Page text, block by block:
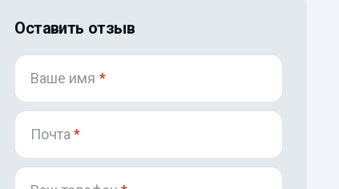
Оставить отзыв
Ваше имя *
Почта*